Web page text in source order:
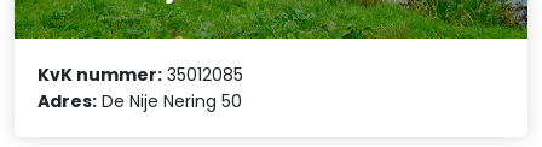
KvK nummer: 35012085
Adres: De Nije Nering 50